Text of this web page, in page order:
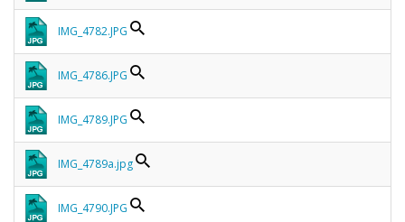
IMG_4782.JPG
IMG_4786.JPG
IMG_4789.JPG
IMG_4789a.jpg
IMG_4790.JPG